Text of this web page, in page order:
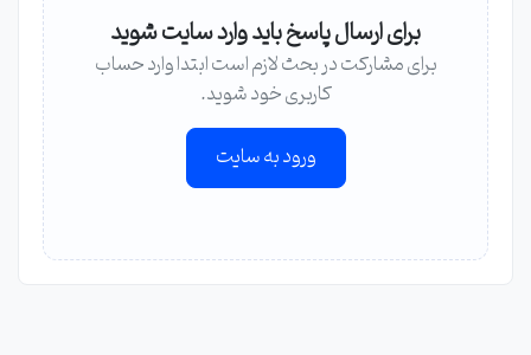
برای ارسال پاسخ باید وارد سایت شوید
برای مشارکت در بحث لازم است ابتدا وارد حساب
کاربری خود شوید.
ورود به سایت